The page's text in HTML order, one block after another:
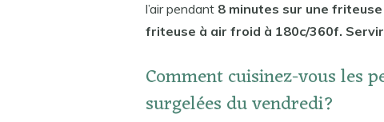
l’air pendant 8 minutes sur une
friteuse à air froid à 180c/360f.
Comment cuisinez-vous les
surgelées du vendredi?